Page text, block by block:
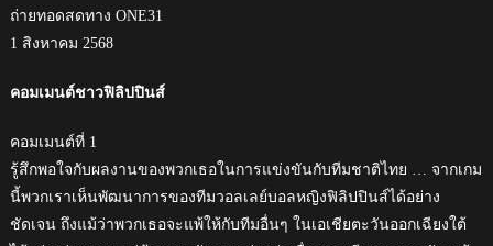
ถ่ายทอดสดทาง ONE31
1 สิงหาคม 2568
คอมเมนต์ชาวฟิลิปปินส์
คอมเมนต์ที่ 1
รู้สึกพอใจกับผลงานของพวกเธอในการแข่งขันกับทีมชาติไทย … จากเกม
นี้พวกเราเห็นพัฒนาการของทีมวอลเลย์บอลหญิงฟิลิปปินส์ได้อย่าง
ชัดเจน ถึงแม้ว่าพวกเธอจะแพ้ให้กับทีมอื่นๆ ในเอเชียตะวันออกเฉียงใต้